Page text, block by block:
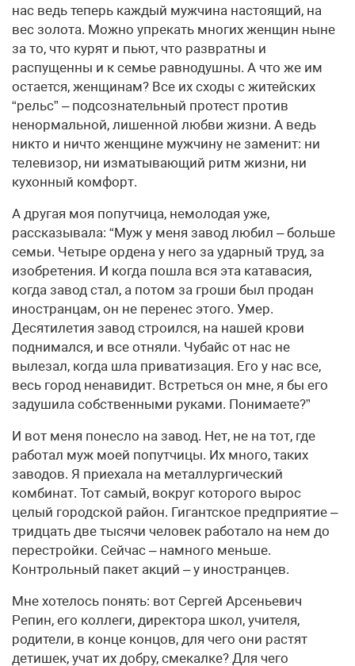
нас ведь теперь каждый мужчина настоящий, на
вес золота. Можно упрекать многих женщин ныне
за то, что курят и пьют, что развратны и
распущенны и к семье равнодушны. А что же им
остается, женщинам? Все их сходы с житейских
“рельс” – подсознательный протест против
ненормальной, лишенной любви жизни. А ведь
никто и ничто женщине мужчину не заменит: ни
телевизор, ни изматывающий ритм жизни, ни
кухонный комфорт.
А другая моя попутчица, немолодая уже,
рассказывала: “Муж у меня завод любил – больше
семьи. Четыре ордена у него за ударный труд, за
изобретения. И когда пошла вся эта катавасия,
когда завод стал, а потом за гроши был продан
иностранцам, он не перенес этого. Умер.
Десятилетия завод строился, на нашей крови
поднимался, и все отняли. Чубайс от нас не
вылезал, когда шла приватизация. Его у нас все,
весь город ненавидит. Встреться он мне, я бы его
задушила собственными руками. Понимаете?”
И вот меня понесло на завод. Нет, не на тот, где
работал муж моей попутчицы. Их много, таких
заводов. Я приехала на металлургический
комбинат. Тот самый, вокруг которого вырос
целый городской район. Гигантское предприятие –
тридцать две тысячи человек работало на нем до
перестройки. Сейчас – намного меньше.
Контрольный пакет акций – у иностранцев.
Мне хотелось понять: вот Сергей Арсеньевич
Репин, его коллеги, директора школ, учителя,
родители, в конце концов, для чего они растят
детишек, учат их добру, смекалке? Для чего